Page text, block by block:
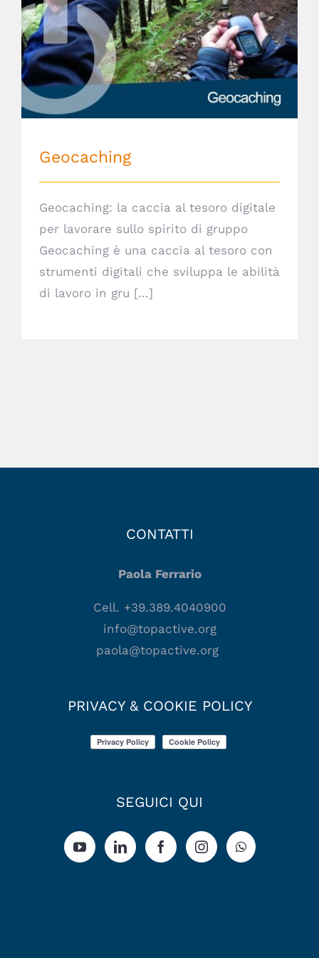
Geocaching
Geocaching
Geocaching: la caccia al tesoro digitale
per lavorare sullo spirito di gruppo
Geocaching è una caccia al tesoro con
strumenti digitali che sviluppa le abilità
di lavoro in gru [...]
CONTATTI
Paola Ferrario
Cell. +39.389.4040900
info@topactive.org
paola@topactive.org
PRIVACY & COOKIE POLICY
SEGUICI QUI